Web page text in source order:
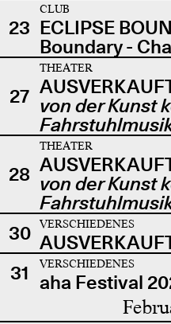
23
CLUB
ECLIPSE
Boundary -
27
THEATER
von der Kunst
28
THEATER
von der Kunst
30
VERSCHIEDENES
31
VERSCHIEDENES
aha Festival